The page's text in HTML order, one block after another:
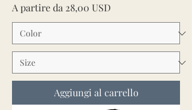
A partire da 28,00 USD
Prezzo scontato
Aggiungi al carrello